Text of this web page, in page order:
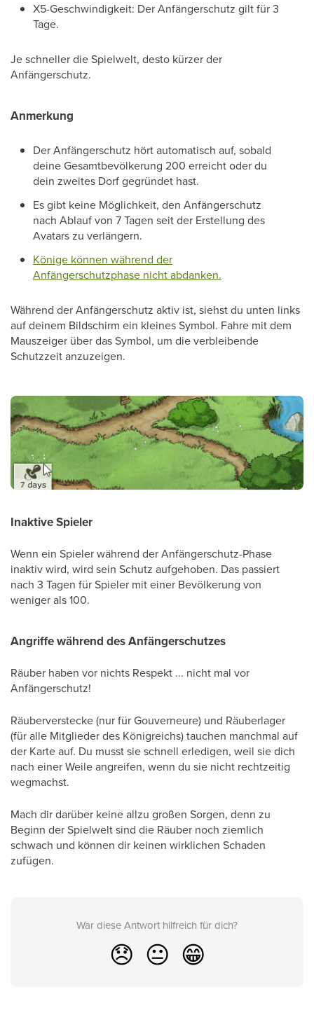
X5-Geschwindigkeit: Der Anfängerschutz gilt für 3
Tage.
Je schneller die Spielwelt, desto kürzer der
Anfängerschutz.
Anmerkung
Der Anfängerschutz hört automatisch auf, sobald
deine Gesamtbevölkerung 200 erreicht oder du
dein zweites Dorf gegründet hast.
Es gibt keine Möglichkeit, den Anfängerschutz
nach Ablauf von 7 Tagen seit der Erstellung des
Avatars zu verlängern.
Könige können während der
Anfängerschutzphase nicht abdanken.
Während der Anfängerschutz aktiv ist, siehst du unten links
auf deinem Bildschirm ein kleines Symbol. Fahre mit dem
Mauszeiger über das Symbol, um die verbleibende
Schutzzeit anzuzeigen.
Inaktive Spieler
Wenn ein Spieler während der Anfängerschutz-Phase
inaktiv wird, wird sein Schutz aufgehoben. Das passiert
nach 3 Tagen für Spieler mit einer Bevölkerung von
weniger als 100.
Angriffe während des Anfängerschutzes
Räuber haben vor nichts Respekt ... nicht mal vor
Anfängerschutz!
Räuberverstecke (nur für Gouverneure) und Räuberlager
(für alle Mitglieder des Königreichs) tauchen manchmal auf
der Karte auf. Du musst sie schnell erledigen, weil sie dich
nach einer Weile angreifen, wenn du sie nicht rechtzeitig
wegmachst.
Mach dir darüber keine allzu großen Sorgen, denn zu
Beginn der Spielwelt sind die Räuber noch ziemlich
schwach und können dir keinen wirklichen Schaden
zufügen.
War diese Antwort hilfreich für dich?
😞 😐 😁